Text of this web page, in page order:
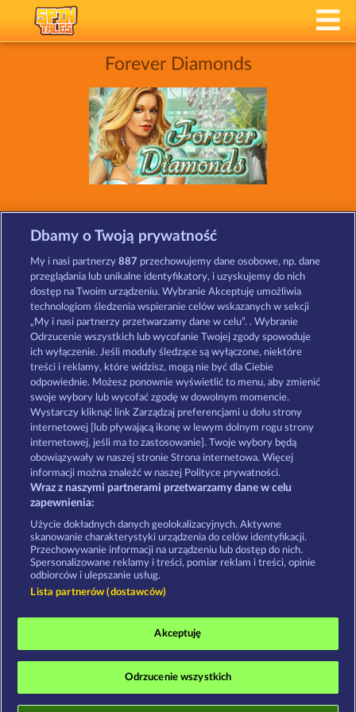
Forever Diamonds
SLOTY TAKIE JAK FOREVER DIAMONDS
Sticky Diamonds Maaax Diamonds
Zasady i warunki Polityka prywatności
Nota prawna Firma FAQ
Program partnerski Facebook
Prześlij wniosek o wypłatę
Gry społecznościowe mają przeznaczenie czysto
rozrywkowe i nie mają absolutnie żadnego wpływu
pieniądze.
©2026 Whow Games GmbH
Dbamy o Twoją prywatność
My i nasi partnerzy887 przechowujemy dane osobowe, np. dane
przeglądania lub unikalne identyfikatory, i uzyskujemy do nich
dostęp na Twoim urządzeniu. Wybranie Akceptuję umożliwia
technologiom śledzenia wspieranie celów wskazanych w sekcji
„My i nasi partnerzy przetwarzamy dane w celu”. . Wybranie
Odrzucenie wszystkich lub wycofanie Twojej zgody spowoduje
ich wyłączenie. Jeśli moduły śledzące są wyłączone, niektóre
treści i reklamy, które widzisz, mogą nie być dla Ciebie
odpowiednie. Możesz ponownie wyświetlić to menu, aby zmienić
swoje wybory lub wycofać zgodę w dowolnym momencie.
Wystarczy kliknąć link Zarządzaj preferencjami u dołu strony
internetowej [lub pływającą ikonę w lewym dolnym rogu strony
internetowej, jeśli ma to zastosowanie]. Twoje wybory będą
obowiązywały w naszej stronie Strona internetowa. Więcej
informacji można znaleźć w naszej Polityce prywatności.
Wraz z naszymi partnerami przetwarzamy dane w celu
zapewnienia:
Użycie dokładnych danych geolokalizacyjnych. Aktywne
skanowanie charakterystyki urządzenia do celów identyfikacji.
Przechowywanie informacji na urządzeniu lub dostęp do nich.
Spersonalizowane reklamy i treści, pomiar reklam i treści, opinie
odbiorców i ulepszanie usług.
Lista partnerów (dostawców)
Akceptuję
Odrzucenie wszystkich